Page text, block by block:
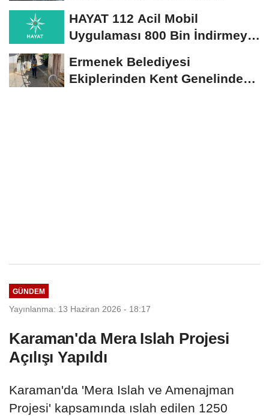
HAYAT 112 Acil Mobil
Uygulaması 800 Bin İndirmeyi
Ermenek Belediyesi
Ekiplerinden Kent Genelinde
GÜNDEM
Yayınlanma: 13 Haziran 2026 - 18:17
Karaman'da Mera Islah Projesi
Açılışı Yapıldı
Karaman'da 'Mera Islah ve Amenajman
Projesi' kapsamında ıslah edilen 1250